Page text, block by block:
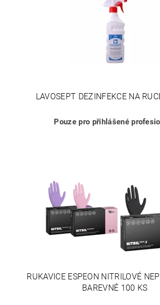
LAVOSEPT DEZINFEKCE NA
Pouze pro přihlášené
RUKAVICE ESPEON NITRILOVÉ
BAREVNÉ 100 KS